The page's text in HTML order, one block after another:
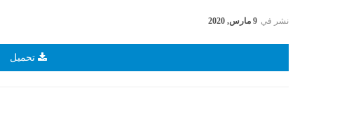
نشر في 9 مارس, 2020
تحميل